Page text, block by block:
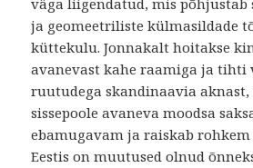
väga liigendatud, mis
ja geomeetriliste külmasildade
küttekulu. Jonnakalt hoitakse
avanevast kahe raamiga ja tihti
ruutudega skandinaavia aknast,
sissepoole avaneva moodsa
ebamugavam ja raiskab
Eestis on muutused olnud